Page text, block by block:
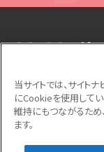
運営会社 利
サイトマップ
当サイトでは、サイト
にCookieを使用して
維持にもつながるた
ます。